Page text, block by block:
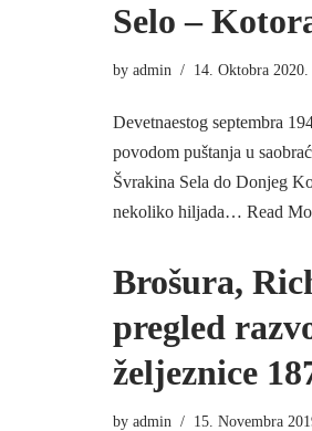
Selo –
by admin 14. Oktobra 2020.
Devetnaestog septembra
povodom puštanja u
Švrakina Sela do Donjeg
nekoliko hiljada… Read
Brošura,
pregled
željeznice
by admin 15. Novembra